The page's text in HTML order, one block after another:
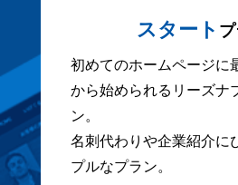
スタート
初めてのホームページに
から始められるリーズナ
ン。
名刺代わりや企業紹介に
プルなプラン。